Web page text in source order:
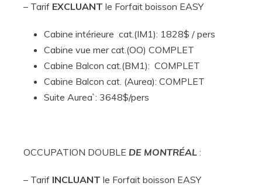
– Tarif EXCLUANT le Forfait boisson EASY
Cabine intérieure cat.(IM1): 1828$ / pers
Cabine vue mer cat.(OO) COMPLET
Cabine Balcon cat.(BM1): COMPLET
Cabine Balcon cat. (Aurea): COMPLET
Suite Aurea`: 3648$/pers
OCCUPATION DOUBLE DE MONTRÉAL :
– Tarif INCLUANT le Forfait boisson EASY